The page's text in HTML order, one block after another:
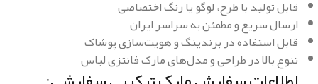
قابل تولید با طرح، لوگو یا رنگ اختصاصی
ارسال سریع و مطمئن به سراسر ایران
قابل استفاده در برندینگ و هویت‌سازی پوشاک
تنوع بالا در طراحی و مدل‌های مارک فانتزی لباس